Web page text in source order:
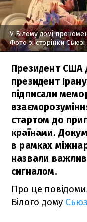
У Білому домі
Фото зі сторінки
Президент США
президент
підписали
стартом до
країнами.
в рамках
назвали
сигналом.
Про це
Білого дому